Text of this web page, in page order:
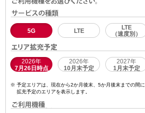
5G LTE
LTE
（速度別）
2026年
7月26日時点
2026年
10月末予定
2027年
1月末予定
予定エリアは、現在から2か月後末、5か月後末までの間に
拡充予定のエリアを表示します。